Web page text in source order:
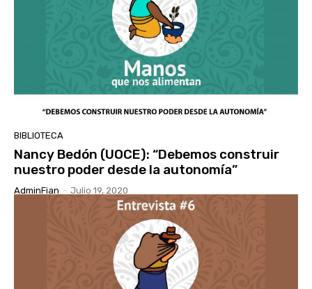
BIBLIOTECA
Nancy Bedón (UOCE): “Debemos construir
nuestro poder desde la autonomía”
AdminFian - Julio 19, 2020